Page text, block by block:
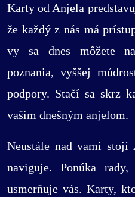
Karty od Anjela
že každý z nás má
vy sa dnes môžete
poznania, vyššej
podpory. Stačí sa skrz
vašim dnešným anjelom.
Neustále nad vami
naviguje. Ponúka
usmerňuje vás. Karty,